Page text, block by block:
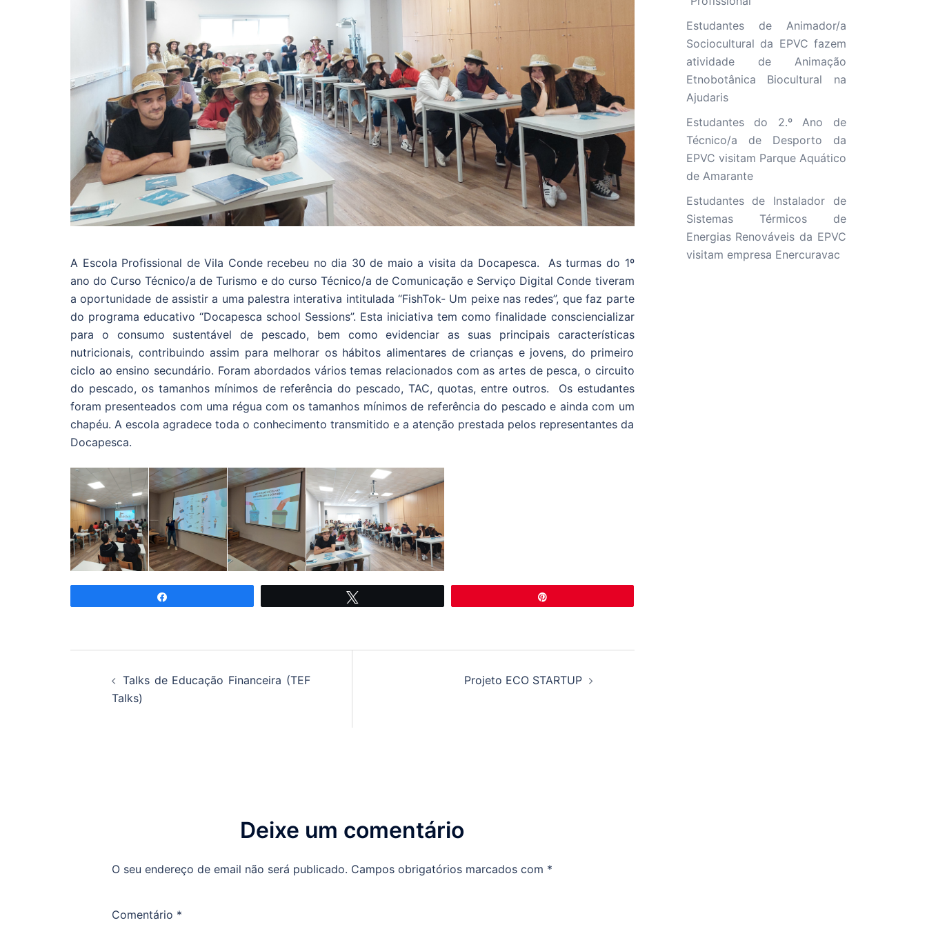
A Escola Profissional de Vila Conde recebeu no dia 30 de maio a visita da Docapesca. As turmas do 1º
ano do Curso Técnico/a de Turismo e do curso Técnico/a de Comunicação e Serviço Digital Conde tiveram
a oportunidade de assistir a uma palestra interativa intitulada “FishTok- Um peixe nas redes”, que faz parte
do programa educativo “Docapesca school Sessions”. Esta iniciativa tem como finalidade consciencializar
para o consumo sustentável de pescado, bem como evidenciar as suas principais características
nutricionais, contribuindo assim para melhorar os hábitos alimentares de crianças e jovens, do primeiro
ciclo ao ensino secundário. Foram abordados vários temas relacionados com as artes de pesca, o circuito
do pescado, os tamanhos mínimos de referência do pescado, TAC, quotas, entre outros. Os estudantes
foram presenteados com uma régua com os tamanhos mínimos de referência do pescado e ainda com um
chapéu. A escola agradece toda o conhecimento transmitido e a atenção prestada pelos representantes da
Docapesca.
Talks de Educação Financeira (TEF
Talks)
Projeto ECO STARTUP
Deixe um comentário
O seu endereço de email não será publicado. Campos obrigatórios marcados com *
Comentário *
Estudantes de Animador/a
Sociocultural da EPVC fazem
atividade de Animação
Etnobotânica Biocultural na
Ajudaris
Estudantes do 2.º Ano de
Técnico/a de Desporto da
EPVC visitam Parque Aquático
de Amarante
Estudantes de Instalador de
Sistemas Térmicos de
Energias Renováveis da EPVC
visitam empresa Enercuravac